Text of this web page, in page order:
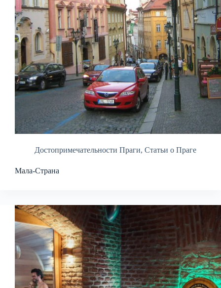
Достопримечательности Праги, Статьи о Праге
Мала-Страна